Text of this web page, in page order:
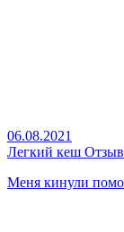
06.08.2021
Легкий кеш
Меня кинули